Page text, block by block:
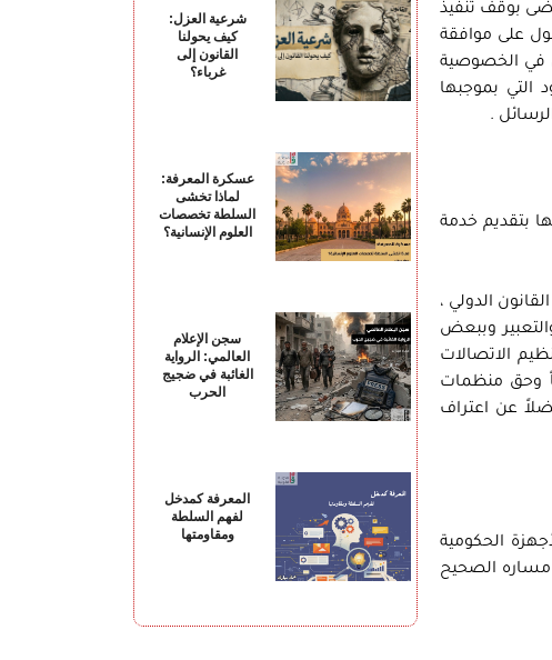
الصادر في الدعوى رقم 1430 لسنة 65 ق بجلسة 27/11/2010 والذي قضى بوقف تنفيذ
على موافقة
في الخصوصية
التي بموجبها
.
بتقديم خدمة
الدولي ،
وببعض
الاتصالات
وحق منظمات
عن اعتراف
الحكومية
مساره الصحيح
شرعية العزل:
كيف يحولنا
القانون إلى
غرباء؟
عسكرة المعرفة:
لماذا تخشى
السلطة تخصصات
العلوم الإنسانية؟
سجن الإعلام
العالمي: الرواية
الغائبة في ضجيج
الحرب
المعرفة كمدخل
لفهم السلطة
ومقاومتها